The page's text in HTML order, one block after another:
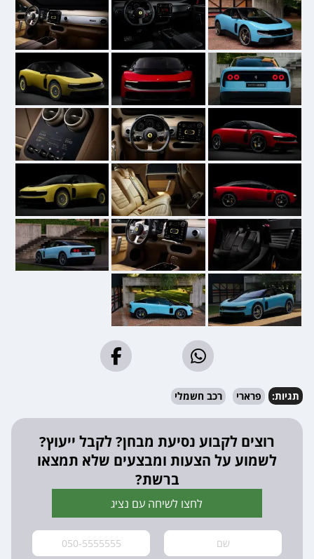
תגיות: פרארי רכב חשמלי
רוצים לקבוע נסיעת מבחן? לקבל ייעוץ?
לשמוע על הצעות ומבצעים שלא תמצאו
ברשת?
לחצו לשיחה עם נציג